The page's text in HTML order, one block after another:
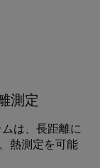
測定
は、長距離に
熱測定を可能